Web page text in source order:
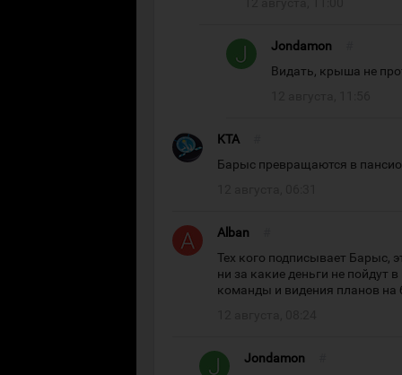
Jondamon
Видать, крыша не
KTA
Барыс превращаются в
Alban
Тех кого подписывает Барыс,
ни за какие деньги не пойдут
команды и видения планов на
Jondamon